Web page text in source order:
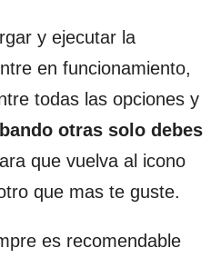
y ejecutar la
en funcionamiento,
todas las opciones y
otras solo debes
que vuelva al icono
que mas te guste.
es recomendable